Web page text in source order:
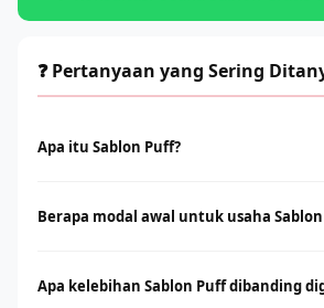
❓ Pertanyaan yang Sering
Apa itu Sablon Puff?
screen dan tinta yang ditekan ke
Berapa modal awal untuk usaha
starter manual hingga mesin otomatis.
Apa kelebihan Sablon Puff dibanding